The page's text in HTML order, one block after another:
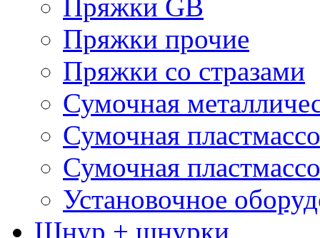
Пряжки GB
Пряжки прочие
Пряжки со стразами
Сумочная
Сумочная
Сумочная
Установочное
Шнур + шнурки